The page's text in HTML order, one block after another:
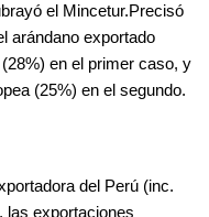
el Mincetur.Precisó
arándano exportado
en el primer caso, y
(25%) en el segundo.
del Perú (inc.
las exportaciones